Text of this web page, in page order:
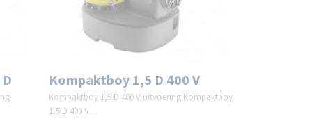
Kompaktboy 1,5 D 400 V
Kompaktboy 1,5 D 400 V uitvoering Kompaktboy
1,5 D 400 V…